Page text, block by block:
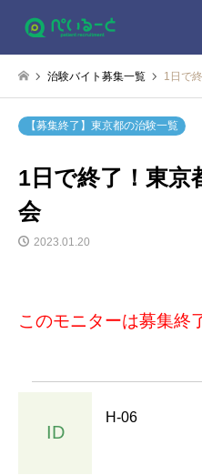
治験バイト募集一覧 1日で
【募集終了】東京都の治験一覧
1日で終了！東京
会
2023.01.20
このモニターは募集終
ID
H-06